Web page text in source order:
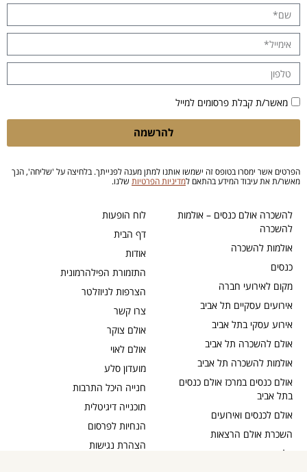
לוח הופעות
דף הבית
אודות
התזמורת הפילהרמונית
הצרפות לניוזלטר
צרו קשר
אולם צוקר
אולם לאוי
מועדון סלע
חנייה היכל התרבות
תוכנייה דיגיטלית
הנחיות לפרסום
הצהרת נגישות
להשכרה אולם כנסים – אולמות
להשכרה
אולמות להשכרה
כנסים
מקום לאירועי חברה
אירועים עסקיים תל אביב
אירוע עסקי בתל אביב
אולם להשכרה תל אביב
אולמות להשכרה תל אביב
אולם כנסים במרכז אולם כנסים
בתל אביב
אולם לכנסים ואירועים
השכרת אולם הרצאות
בלוג
מאשר/ת קבלת פרסומים למייל
להרשמה
הפרטים אשר ימסרו בטופס זה ישמשו אותנו למתן מענה לפנייתך. בלחיצה על 'שליחה', הנך
מאשר/ת את עיבוד המידע בהתאם למדיניות הפרטיות שלנו.